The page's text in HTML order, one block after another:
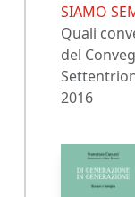
SIAMO
Quali
del
2016